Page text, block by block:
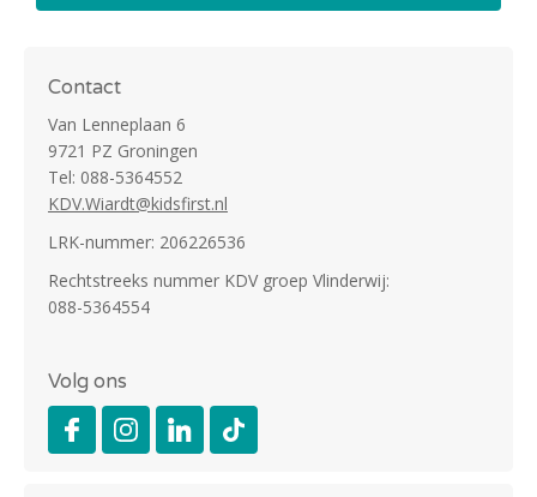
Contact
Van Lenneplaan 6
9721 PZ Groningen
Tel: 088-5364552
KDV.Wiardt@kidsfirst.nl
LRK-nummer: 206226536
Rechtstreeks nummer KDV groep Vlinderwij:
088-5364554
Volg ons